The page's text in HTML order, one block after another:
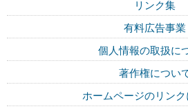
リンク集
有料広告事業
個人情報の取扱に
著作権につい
ホームページのリンク